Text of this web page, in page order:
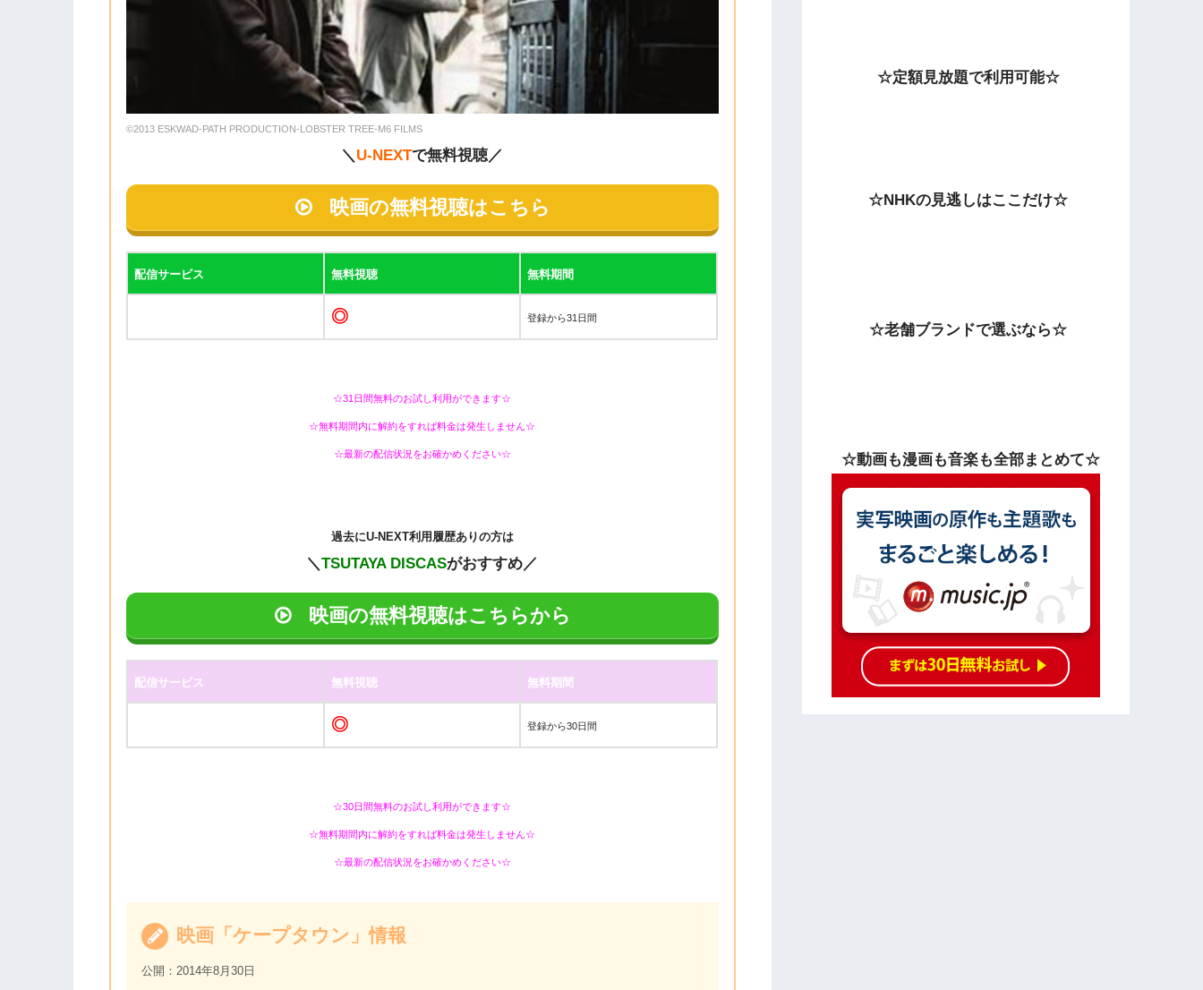
©2013 ESKWAD-PATH PRODUCTION-LOBSTER TREE-M6 FILMS
＼ U-NEXTで無料視聴／
映画の無料視聴はこちら
配信サービス 無料視聴 無料期間
◎ 登録から31日間
☆31日間無料のお試し利用ができます☆
☆無料期間内に解約をすれば料金は発生しません☆
☆最新の配信状況をお確かめください☆
過去にU-NEXT利用履歴ありの方は
＼TSUTAYA DISCASがおすすめ／
映画の無料視聴はこちらから
配信サービス 無料視聴 無料期間
◎ 登録から30日間
☆30日間無料のお試し利用ができます☆
☆無料期間内に解約をすれば料金は発生しません☆
☆最新の配信状況をお確かめください☆
映画「ケープタウン」情報
公開：2014年8月30日
☆定額見放題で利用可能☆
☆NHKの見逃しはここだけ☆
☆老舗ブランドで選ぶなら☆
☆動画も漫画も音楽も全部まとめて☆